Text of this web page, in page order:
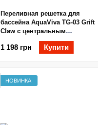
Переливная решетка для
бассейна AquaViva TG-03 Grift
Claw с центральным
соединением 245x25 мм (белая)
1 198 грн Купити
НОВИНКА